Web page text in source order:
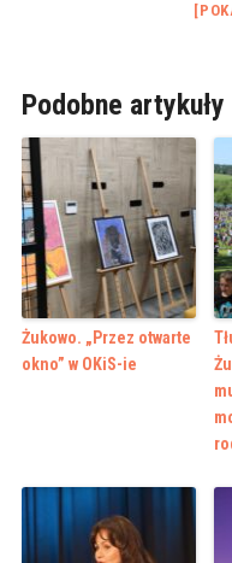
Podobne artykuły
Żukowo. „Przez otwarte
okno” w OKiS-ie